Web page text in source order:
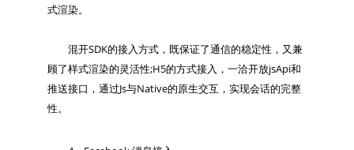
式渲染。
混开SDK的接入方式，既保证了通信的稳定性，又兼
顾了样式渲染的灵活性;H5的方式接入，一洽开放jsApi和
推送接口，通过Js与Native的原生交互，实现会话的完整